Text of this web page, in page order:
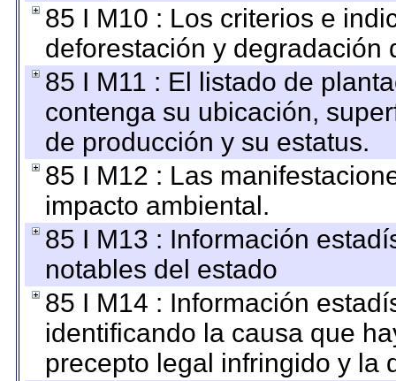
85 I M10 : Los criterios e
deforestación y degradación
85 I M11 : El listado de
contenga su ubicación,
de producción y su estatus.
85 I M12 : Las
impacto ambiental.
85 I M13 : Información
notables del estado
85 I M14 : Información
identificando la causa que
precepto legal infringido y la